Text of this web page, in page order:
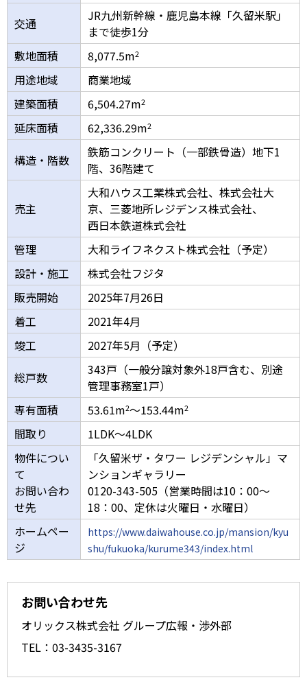
交通
JR九州新幹線・鹿児島本線「久留米駅」
まで徒歩1分
敷地面積
8,077.5m2
用途地域
商業地域
建築面積
6,504.27m2
延床面積 62,336.29m2
構造・階数
鉄筋コンクリート（一部鉄骨造）地下1
階、36階建て
売主
大和ハウス工業株式会社、株式会社大
京、三菱地所レジデンス株式会社、
西日本鉄道株式会社
管理
大和ライフネクスト株式会社（予定）
設計・施工
株式会社フジタ
販売開始
2025年7月26日
着工
2021年4月
竣工
2027年5月（予定）
総戸数
343戸（一般分譲対象外18戸含む、別途
管理事務室1戸）
専有面積
53.61m2～153.44m2
間取り
1LDK～4LDK
物件につい
て
お問い合わ
せ先
「久留米ザ・タワー レジデンシャル」マ
ンションギャラリー
0120-343-505（営業時間は10：00～
18：00、定休は火曜日・水曜日）
ホームペー
ジ
https://www.daiwahouse.co.jp/mansion/kyu
shu/fukuoka/kurume343/index.html
お問い合わせ先
オリックス株式会社 グループ広報・渉外部
TEL：03-3435-3167